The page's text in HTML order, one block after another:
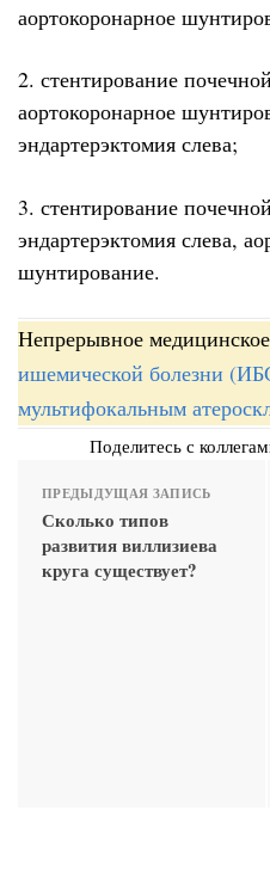
аортокоронарное
2. стентирование
аортокоронарное
эндартерэктомия слева;
3. стентирование
эндартерэктомия слева,
шунтирование.
Непрерывное
ишемической болезни
мультифокальным
Поделитесь с
ПРЕДЫДУЩАЯ ЗАПИСЬ
Сколько типов
развития виллизиева
круга существует?